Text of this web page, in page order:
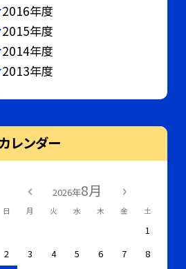
2016年度
2015年度
2014年度
2013年度
レンダー
2026年8月
日 月 火 水 木 金 土
1
2
3 4 5 6 7
8